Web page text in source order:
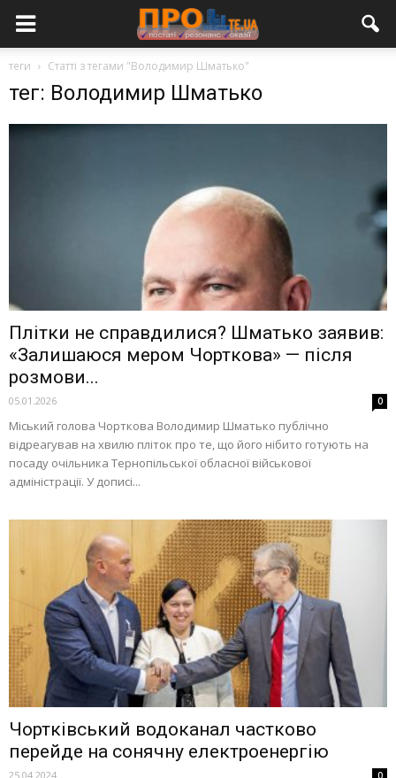
теги Статті з тегами "Володимир Шматько"
тег: Володимир Шматько
Плітки не справдилися? Шматько заявив:
«Залишаюся мером Чорткова» — після
розмови...
05.01.2026 0
Міський голова Чорткова Володимир Шматько публічно
відреагував на хвилю пліток про те, що його нібито готують на
посаду очільника Тернопільської обласної військової
адміністрації. У дописі...
Чортківський водоканал частково
перейде на сонячну електроенергію
25.04.2024 0